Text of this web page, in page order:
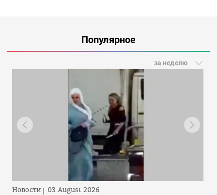
Популярное
за неделю
Новости 03 August 2026